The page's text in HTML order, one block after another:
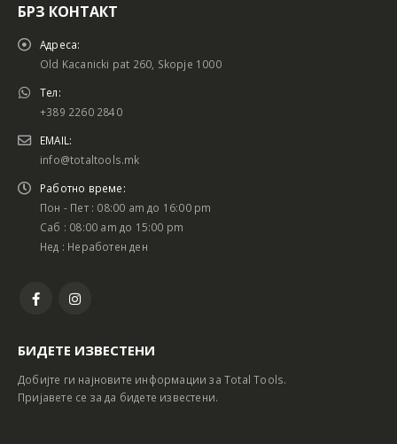
Батериски сет
Батериски сет Ротирачки Чекан и Бормашина 20V
БРЗ КОНТАКТ
Адреса:
Old Kacanicki pat 260, Skopje 1000
Тел:
+389 2260 2840
EMAIL:
info@totaltools.mk
Работно време:
Пон - Пет : 08:00 am до 16:00 pm
Саб : 08:00 am до 15:00 pm
Нед : Неработен ден
БИДЕТЕ ИЗВЕСТЕНИ
Добијте ги најновите информации за Total Tools.
Пријавете се за да бидете известени.